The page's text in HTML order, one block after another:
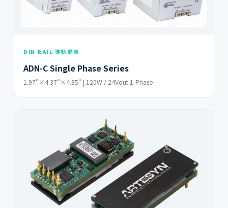
DIN RAIL 導軌電源
ADN-C Single Phase Series
1.97"×4.37"×4.85" | 120W / 24Vout 1-Phase